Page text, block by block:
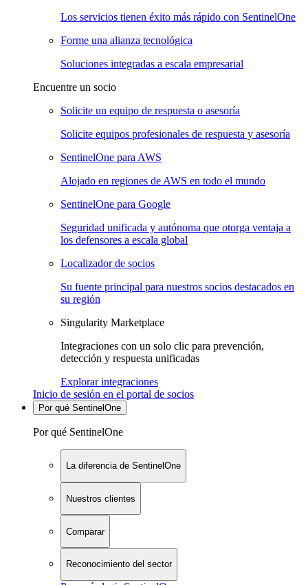
Los servicios tienen éxito más rápido con SentinelOne
Forme una alianza tecnológica
Soluciones integradas a escala empresarial
Encuentre un socio
Solicite un equipo de respuesta o asesoría
Solicite equipos profesionales de respuesta y asesoría
SentinelOne para AWS
Alojado en regiones de AWS en todo el mundo
SentinelOne para Google
Seguridad unificada y autónoma que otorga ventaja a
los defensores a escala global
Localizador de socios
Su fuente principal para nuestros socios destacados en
su región
Singularity Marketplace
Integraciones con un solo clic para prevención,
detección y respuesta unificadas
Explorar integraciones
Inicio de sesión en el portal de socios
Por qué SentinelOne
Por qué SentinelOne
La diferencia de SentinelOne
Nuestros clientes
Comparar
Reconocimiento del sector